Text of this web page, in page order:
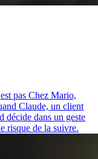
pas Chez Mario,
Claude, un client
décide dans un geste
risque de la suivre.